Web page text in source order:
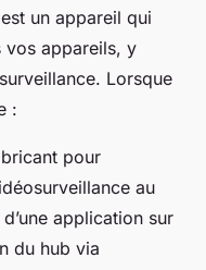
un appareil qui
vos appareils, y
Lorsque
:
pour
au
application sur
du hub via